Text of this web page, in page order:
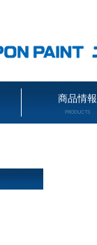
商品情報
PRODUCTS